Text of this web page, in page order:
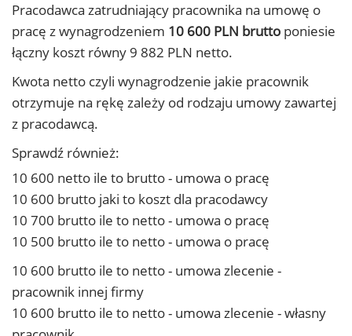
Pracodawca zatrudniający pracownika na umowę o
pracę z wynagrodzeniem 10 600 PLN brutto poniesie
łączny koszt równy 9 882 PLN netto.
Kwota netto czyli wynagrodzenie jakie pracownik
otrzymuje na rękę zależy od rodzaju umowy zawartej
z pracodawcą.
Sprawdź również:
10 600 netto ile to brutto - umowa o pracę
10 600 brutto jaki to koszt dla pracodawcy
10 700 brutto ile to netto - umowa o pracę
10 500 brutto ile to netto - umowa o pracę
10 600 brutto ile to netto - umowa zlecenie -
pracownik innej firmy
10 600 brutto ile to netto - umowa zlecenie - własny